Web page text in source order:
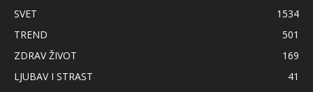
SVET
1534
TREND
501
ZDRAV ŽIVOT
169
LJUBAV I STRAST
41